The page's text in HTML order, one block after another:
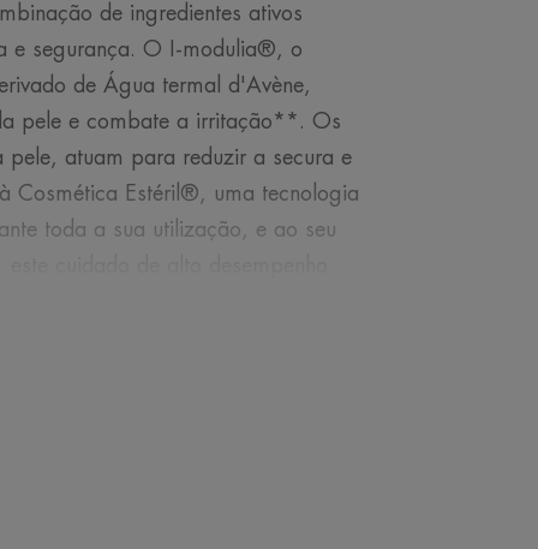
de ingredientes ativos
e segurança. O I-modulia®, o
de Água termal d'Avène,
pele e combate a irritação**. Os
pele, atuam para reduzir a secura e
Cosmética Estéril®, uma tecnologia
toda a sua utilização, e ao seu
comedogénico e desenvolvido